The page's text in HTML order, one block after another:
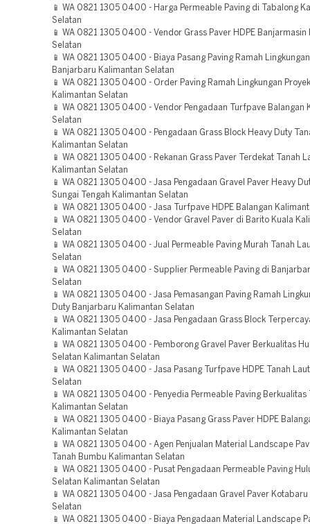
📱 WA 0821 1305 0400 - Harga Permeable Paving di Tabalong
Selatan
📱 WA 0821 1305 0400 - Vendor Grass Paver HDPE Banjarmasin
Selatan
📱 WA 0821 1305 0400 - Biaya Pasang Paving Ramah
Banjarbaru Kalimantan Selatan
📱 WA 0821 1305 0400 - Order Paving Ramah Lingkungan
Kalimantan Selatan
📱 WA 0821 1305 0400 - Vendor Pengadaan Turfpave Balangan
Selatan
📱 WA 0821 1305 0400 - Pengadaan Grass Block Heavy Duty
Kalimantan Selatan
📱 WA 0821 1305 0400 - Rekanan Grass Paver Terdekat Tanah
Kalimantan Selatan
📱 WA 0821 1305 0400 - Jasa Pengadaan Gravel Paver Heavy
Sungai Tengah Kalimantan Selatan
📱 WA 0821 1305 0400 - Jasa Turfpave HDPE Balangan
📱 WA 0821 1305 0400 - Vendor Gravel Paver di Barito Kuala
Selatan
📱 WA 0821 1305 0400 - Jual Permeable Paving Murah Tanah
Selatan
📱 WA 0821 1305 0400 - Supplier Permeable Paving di
Selatan
📱 WA 0821 1305 0400 - Jasa Pemasangan Paving Ramah
Duty Banjarbaru Kalimantan Selatan
📱 WA 0821 1305 0400 - Jasa Pengadaan Grass Block
Kalimantan Selatan
📱 WA 0821 1305 0400 - Pemborong Gravel Paver Berkualitas
Selatan Kalimantan Selatan
📱 WA 0821 1305 0400 - Jasa Pasang Turfpave HDPE Tanah
Selatan
📱 WA 0821 1305 0400 - Penyedia Permeable Paving Berkualitas
Kalimantan Selatan
📱 WA 0821 1305 0400 - Biaya Pasang Grass Paver HDPE
Kalimantan Selatan
📱 WA 0821 1305 0400 - Agen Penjualan Material Landscape
Tanah Bumbu Kalimantan Selatan
📱 WA 0821 1305 0400 - Pusat Pengadaan Permeable Paving
Selatan Kalimantan Selatan
📱 WA 0821 1305 0400 - Jasa Pengadaan Gravel Paver
Selatan
📱 WA 0821 1305 0400 - Biaya Pengadaan Material Landscape